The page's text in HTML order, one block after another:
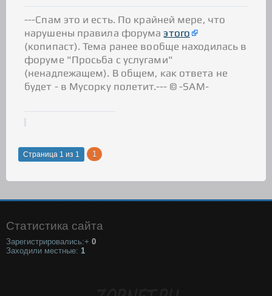
---Спам это и есть. По крайней мере, что
нарушены правила форумаэтого
(копипаст). Тема ранее вообще находилась в
форуме "Просьба с услугами"
(ненадлежащем). В общем, как ответа не
будет - в Мусорку полетит.--- © -SAM-
Страница 1 из 1 1
Статистика сайта
Зарегистрировались:+ 0
Заходили местные: 1